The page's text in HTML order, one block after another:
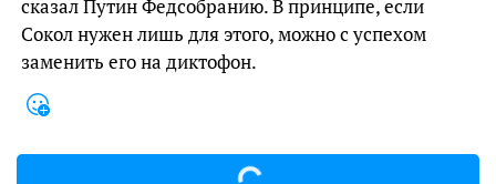
сказал Путин Федсобранию. В принципе, если
Сокол нужен лишь для этого, можно с успехом
заменить его на диктофон.